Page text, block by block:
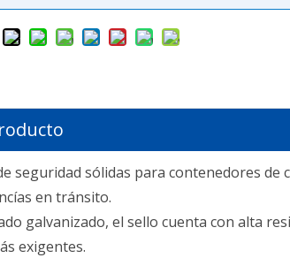
seguridad sólidas para contenedores de
en tránsito.
galvanizado, el sello cuenta con alta
exigentes.